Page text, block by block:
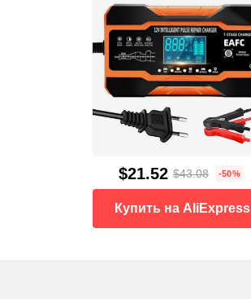
$21.52 $43.08 -50%
Купить на AliExpress